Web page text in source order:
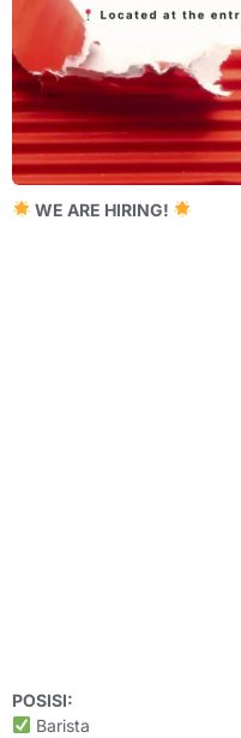
WE ARE HIRING!
POSISI:
Barista